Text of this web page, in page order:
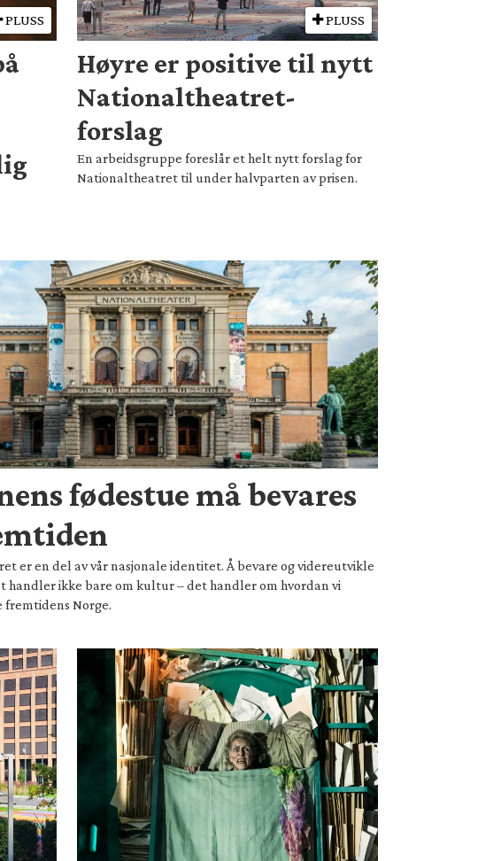
PLUSS PLUSS
Høyre er positive til nytt
Nationaltheatret-
forslag
En arbeidsgruppe foreslår et helt nytt forslag for
Nationaltheatret til under halvparten av prisen.
fødestue må bevares
er en del av vår nasjonale identitet. Å bevare og videreutvikle
handler ikke bare om kultur – det handler om hvordan vi
fremtidens Norge.